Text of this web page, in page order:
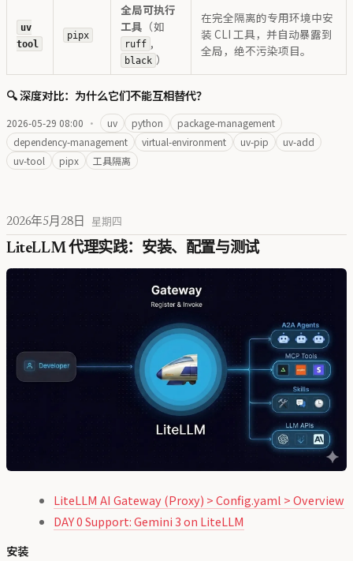
uv
tool
pipx
全局可执行
工具 （如
ruff ,
black ）
在完全隔离的专用环境中安
装 CLI 工具，并自动暴露到
全局，绝不污染项目。
🔍 深度对比：为什么它们不能互相替代？
2026-05-29 08:00 · uv python
package-management
dependency-management
virtual-environment uv-pip
uv-add
uv-tool
pipx 工具隔离
2026年5月28日 星期四
LiteLLM 代理实践：安装、配置与测试
LiteLLM AI Gateway (Proxy) > Config.yaml > Overview
DAY 0 Support: Gemini 3 on LiteLLM
安装